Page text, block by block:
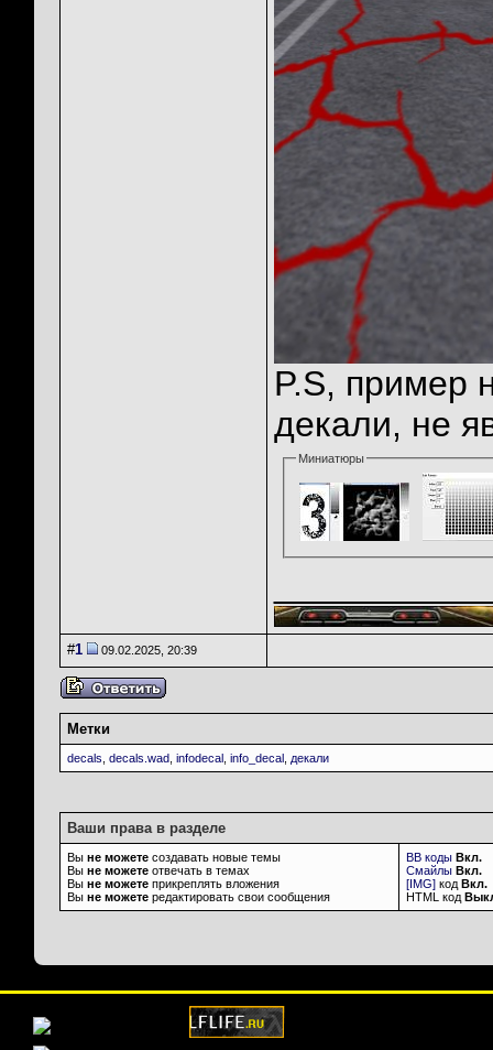
P.S, пример
декали, не
Миниатюры
#1 09.02.2025, 20:39
Метки
decals decals.wad infodecal info_decal декали
Ваши права в разделе
Вы не можете создавать новые темы
Вы не можете отвечать в темах
Вы не можете прикреплять вложения
Вы не можете редактировать свои сообщения
BB коды Вкл.
Смайлы Вкл.
[IMG] код Вкл.
HTML код